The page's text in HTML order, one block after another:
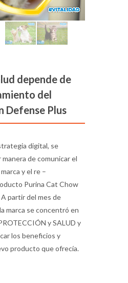
depende de
del
Defense Plus
digital, se
de comunicar el
y el re –
Purina Cat Chow
partir del mes de
marca se concentró en
y SALUD y
los beneficios y
producto que ofrecía.